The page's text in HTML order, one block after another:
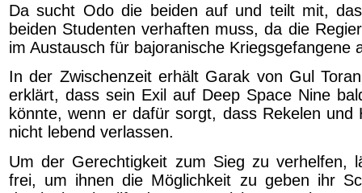
Da sucht Odo die beiden auf und teilt mit,
beiden Studenten verhaften muss, da die
im Austausch für bajoranische Kriegsgefangene
In der Zwischenzeit erhält Garak von Gul
erklärt, dass sein Exil auf Deep Space Nine
könnte, wenn er dafür sorgt, dass Rekelen und
nicht lebend verlassen.
Um der Gerechtigkeit zum Sieg zu verhelfen,
frei, um ihnen die Möglichkeit zu geben ihr